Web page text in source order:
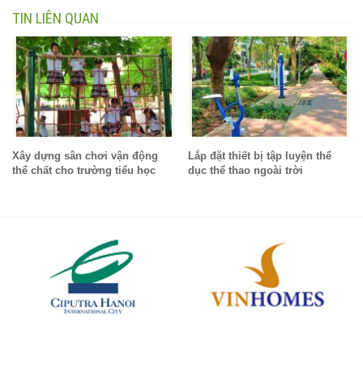
TIN LIÊN QUAN
Xây dựng sân chơi vận động
thể chất cho trường tiểu học
Lắp đặt thiết bị tập luyện thể
dục thể thao ngoài trời